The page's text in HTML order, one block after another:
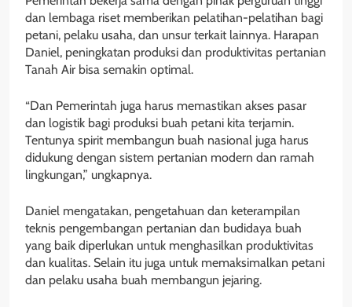
dan lembaga riset memberikan pelatihan-pelatihan bagi
petani, pelaku usaha, dan unsur terkait lainnya. Harapan
Daniel, peningkatan produksi dan produktivitas pertanian
Tanah Air bisa semakin optimal.
“Dan Pemerintah juga harus memastikan akses pasar
dan logistik bagi produksi buah petani kita terjamin.
Tentunya spirit membangun buah nasional juga harus
didukung dengan sistem pertanian modern dan ramah
lingkungan,” ungkapnya.
Daniel mengatakan, pengetahuan dan keterampilan
teknis pengembangan pertanian dan budidaya buah
yang baik diperlukan untuk menghasilkan produktivitas
dan kualitas. Selain itu juga untuk memaksimalkan petani
dan pelaku usaha buah membangun jejaring.